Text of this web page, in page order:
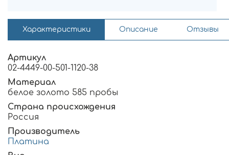
Характеристики Описание Отзывы
Артикул
02-4449-00-501-1120-38
Материал
белое золото 585 пробы
Страна происхождения
Россия
Производитель
Платина